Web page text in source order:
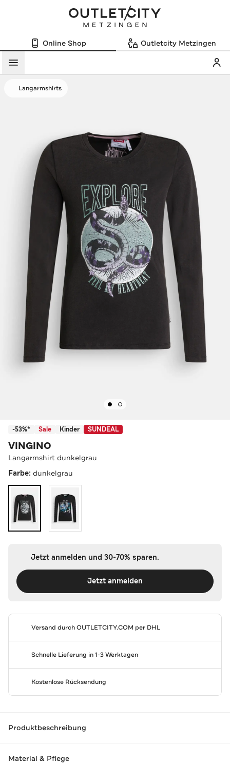
Online Shop Outletcity Metzingen
Menü
Langarmshirts
-53%* Sale Kinder SUNDEAL
VINGINO
Langarmshirt dunkelgrau
Farbe: dunkelgrau
Jetzt anmelden und 30-70% sparen.
Jetzt anmelden
Versand durchOUTLETCITY.COM per DHL
Schnelle Lieferung in 1-3 Werktagen
Kostenlose Rücksendung
Produktbeschreibung
Material & Pflege